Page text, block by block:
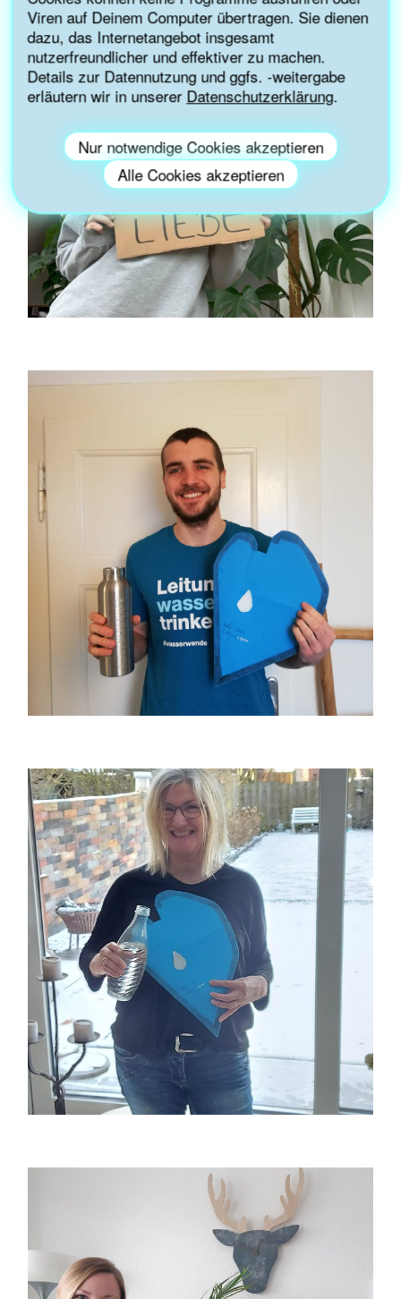
Viren auf Deinem Computer übertragen. Sie dienen
dazu, das Internetangebot insgesamt
nutzerfreundlicher und effektiver zu machen.
Details zur Datennutzung und ggfs. -weitergabe
erläutern wir in unserer Datenschutzerklärung.
Nur notwendige Cookies akzeptieren
Alle Cookies akzeptieren